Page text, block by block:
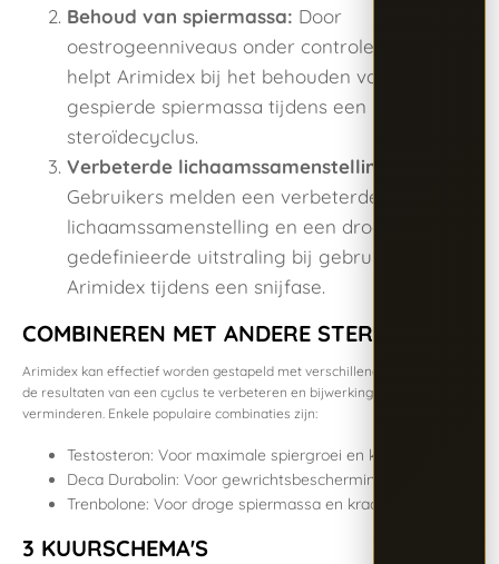
Behoud van spiermassa: Door
oestrogeenniveaus onder controle te houden,
helpt Arimidex bij het behouden van droge,
gespierde spiermassa tijdens een
steroïdecyclus.
Verbeterde lichaamssamenstelling:
Gebruikers melden een verbeterde
lichaamssamenstelling en een drogere, meer
gedefinieerde uitstraling bij gebruik van
Arimidex tijdens een snijfase.
COMBINEREN MET ANDERE STEROÏDEN
Arimidex kan effectief worden gestapeld met verschillende steroïden om
de resultaten van een cyclus te verbeteren en bijwerkingen te
verminderen. Enkele populaire combinaties zijn:
Testosteron: Voor maximale spiergroei en kracht.
Deca Durabolin: Voor gewrichtsbescherming en herstel.
Trenbolone: Voor droge spiermassa en krachttoename.
3 KUURSCHEMA'S